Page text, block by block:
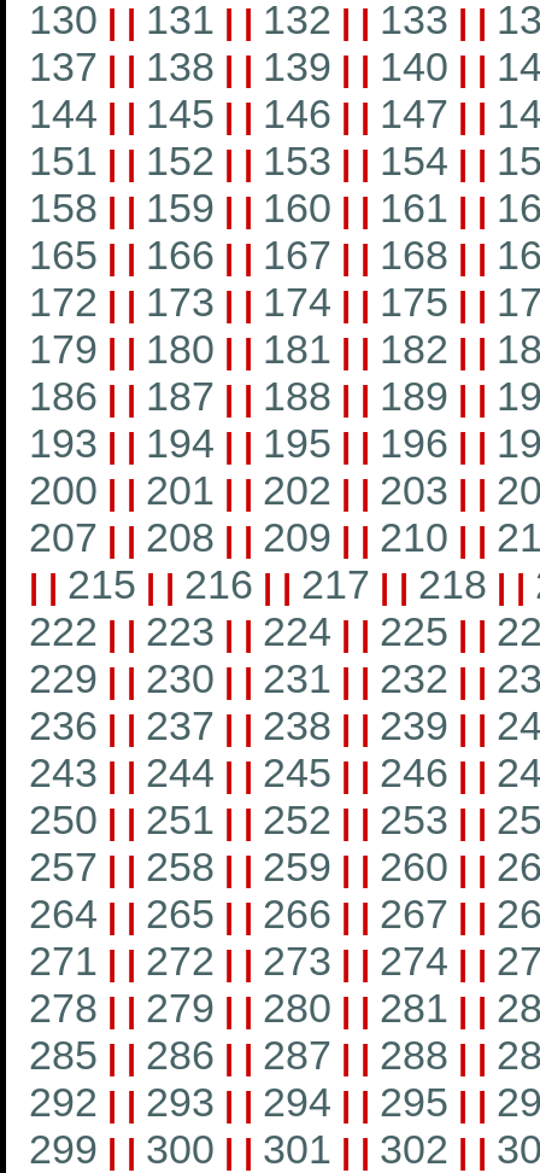
130 | | 131 | | 132 | | 133 | |
137 | | 138 | | 139 | | 140 | |
144 | | 145 | | 146 | | 147 | |
151 | | 152 | | 153 | | 154 | |
158 | | 159 | | 160 | | 161 | |
165 | | 166 | | 167 | | 168 | |
172 | | 173 | | 174 | | 175 | |
179 | | 180 | | 181 | | 182 | |
186 | | 187 | | 188 | | 189 | |
193 | | 194 | | 195 | | 196 | |
200 | | 201 | | 202 | | 203 | |
207 | | 208 | | 209 | | 210 | |
| | 215 | | 216 | | 217 | | 218 | |
222 | | 223 | | 224 | | 225 | |
229 | | 230 | | 231 | | 232 | |
236 | | 237 | | 238 | | 239 | |
243 | | 244 | | 245 | | 246 | |
250 | | 251 | | 252 | | 253 | |
257 | | 258 | | 259 | | 260 | |
264 | | 265 | | 266 | | 267 | |
271 | | 272 | | 273 | | 274 | |
278 | | 279 | | 280 | | 281 | |
285 | | 286 | | 287 | | 288 | |
292 | | 293 | | 294 | | 295 | |
299 | | 300 | | 301 | | 302 | |